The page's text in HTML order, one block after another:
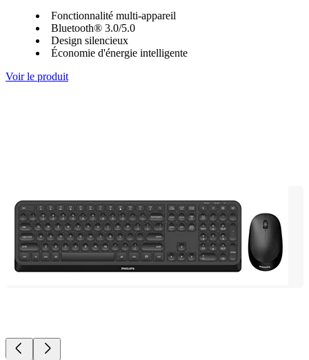
Fonctionnalité multi-appareil
Bluetooth® 3.0/5.0
Design silencieux
Économie d'énergie intelligente
Voir le produit